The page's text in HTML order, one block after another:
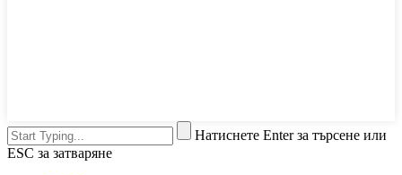
Натиснете Enter за търсене или
ESC за затваряне